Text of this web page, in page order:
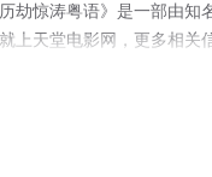
劫惊涛粤语》是一部由知
上天堂电影网，更多相关